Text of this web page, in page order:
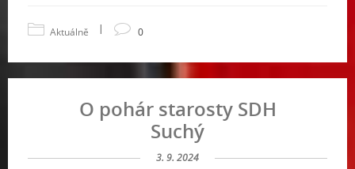
Aktuálně | 0
O pohár starosty SDH
Suchý
3. 9. 2024